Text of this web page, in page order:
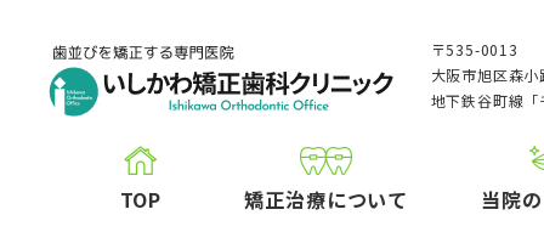
〒535-0013
大阪市旭区森
地下鉄谷町線
TOP 矯正治療について 当院